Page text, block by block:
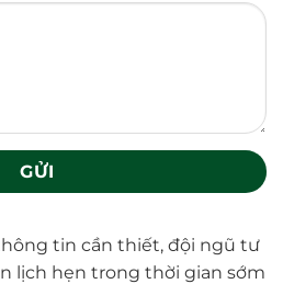
tin cần thiết, đội ngũ tư
lịch hẹn trong thời gian sớm